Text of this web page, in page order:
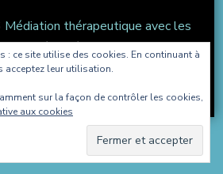
Médiation thérapeutique avec les
droits réservés.Blossom Coach |
Blossom Themes. Propulsé par
WordPress
Português
: ce site utilise des cookies. En continuant à
acceptez leur utilisation.
sur la façon de contrôler les cookies,
aux cookies